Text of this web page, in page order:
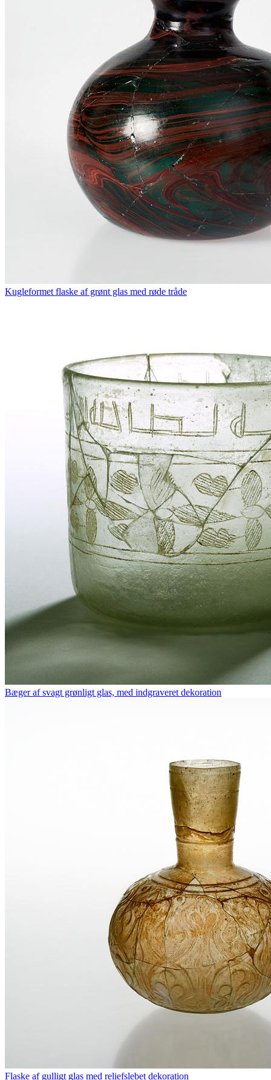
Kugleformet flaske af grønt glas med røde tråde
Bæger af svagt grønligt glas, med indgraveret dekoration
Flaske af gulligt glas med reliefslebet dekoration